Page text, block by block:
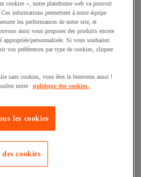
extérieur
cookies », notre plateforme web va pouvoir
informations permettent à notre équipe
les performances de notre site, et
ainsi vous proposer des produits encore
personnalisée. Si vous souhaitez
vos préférences par type de cookies, cliquez
sans cookies, vous êtes le bienvenu aussi !
notre
politique des cookies.
les cookies
cookies